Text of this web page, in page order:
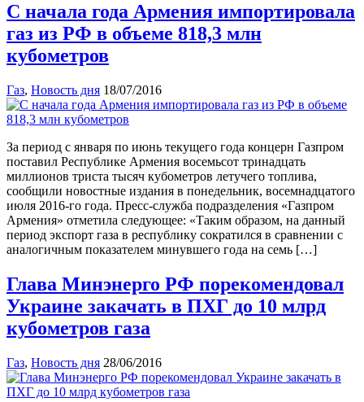
С начала года Армения импортировала
газ из РФ в объеме 818,3 млн
кубометров
Газ, Новость дня 18/07/2016
За период с января по июнь текущего года концерн Газпром
поставил Республике Армения восемьсот тринадцать
миллионов триста тысяч кубометров летучего топлива,
сообщили новостные издания в понедельник, восемнадцатого
июля 2016-го года. Пресс-служба подразделения «Газпром
Армения» отметила следующее: «Таким образом, на данный
период экспорт газа в республику сократился в сравнении с
аналогичным показателем минувшего года на семь […]
Глава Минэнерго РФ порекомендовал
Украине закачать в ПХГ до 10 млрд
кубометров газа
Газ, Новость дня 28/06/2016